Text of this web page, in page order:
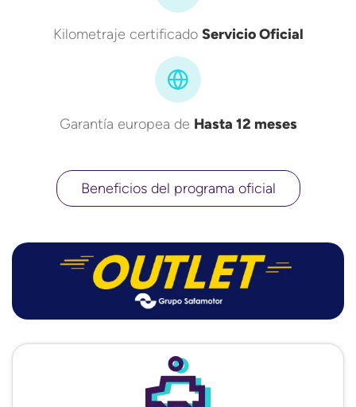
Kilometraje certificado Servicio Oficial
Garantía europea de Hasta 12 meses
Beneficios del programa oficial